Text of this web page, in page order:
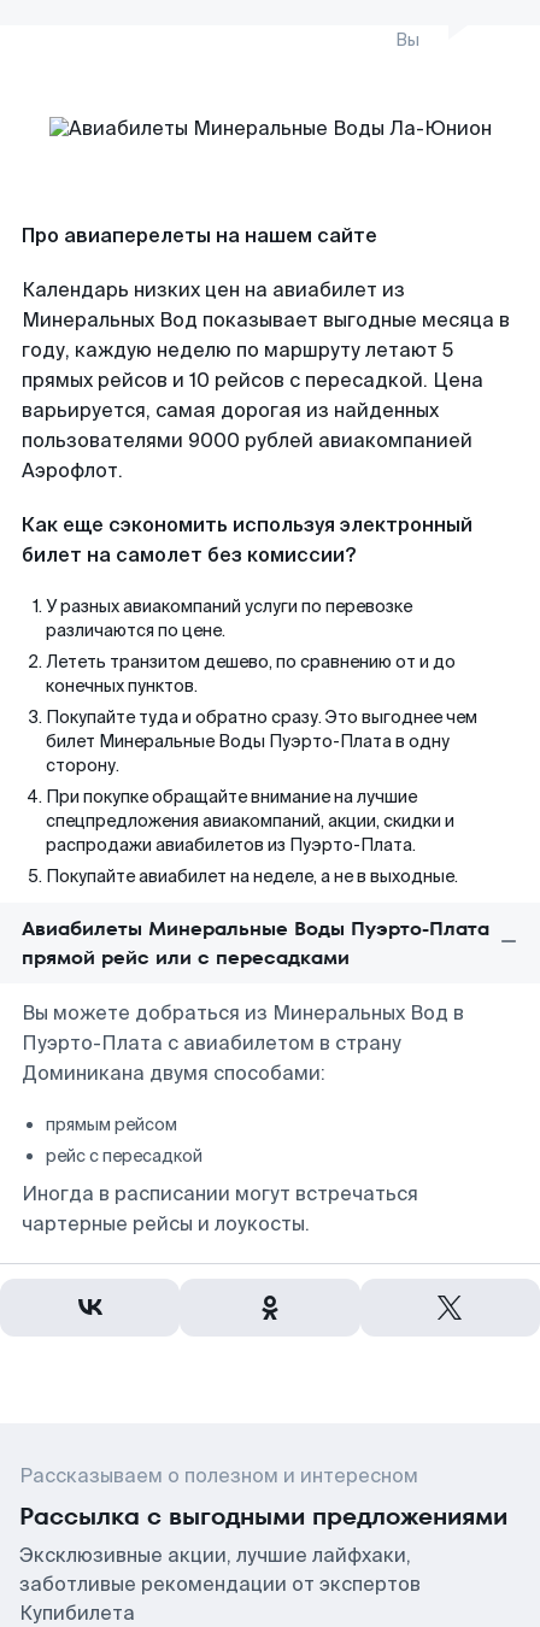
Вы
Про авиаперелеты на нашем сайте
Календарь низких цен на авиабилет из
Минеральных Вод показывает выгодные месяца в
году, каждую неделю по маршруту летают 5
прямых рейсов и 10 рейсов с пересадкой. Цена
варьируется, самая дорогая из найденных
пользователями 9000 рублей авиакомпанией
Аэрофлот.
Как еще сэкономить используя электронный
билет на самолет без комиссии?
У разных авиакомпаний услуги по перевозке
различаются по цене.
Лететь транзитом дешево, по сравнению от и до
конечных пунктов.
Покупайте туда и обратно сразу. Это выгоднее чем
билет Минеральные Воды Пуэрто-Плата в одну
сторону.
При покупке обращайте внимание на лучшие
спецпредложения авиакомпаний, акции, скидки и
распродажи авиабилетов из Пуэрто-Плата.
Покупайте авиабилет на неделе, а не в выходные.
Авиабилеты Минеральные Воды Пуэрто-Плата
прямой рейс или с пересадками
Вы можете добраться из Минеральных Вод в
Пуэрто-Плата с авиабилетом в страну
Доминикана двумя способами:
прямым рейсом
рейс с пересадкой
Иногда в расписании могут встречаться
чартерные рейсы и лоукосты.
Рассказываем о полезном и интересном
Рассылка с выгодными предложениями
Эксклюзивные акции, лучшие лайфхаки,
заботливые рекомендации от экспертов
Купибилета